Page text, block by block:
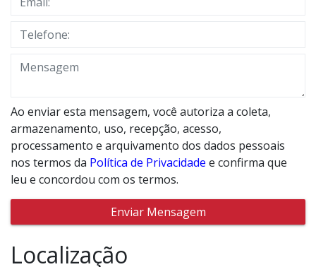
Ao enviar esta mensagem, você autoriza a coleta,
armazenamento, uso, recepção, acesso,
processamento e arquivamento dos dados pessoais
nos termos da Política de Privacidade e confirma que
leu e concordou com os termos.
Enviar Mensagem
Localização